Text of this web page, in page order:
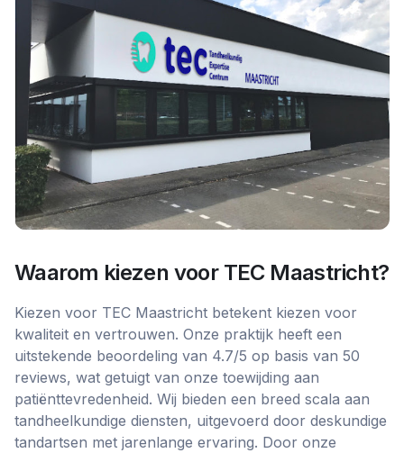
Waarom kiezen voor TEC Maastricht?
Kiezen voor TEC Maastricht betekent kiezen voor
kwaliteit en vertrouwen. Onze praktijk heeft een
uitstekende beoordeling van 4.7/5 op basis van 50
reviews, wat getuigt van onze toewijding aan
patiënttevredenheid. Wij bieden een breed scala aan
tandheelkundige diensten, uitgevoerd door deskundige
tandartsen met jarenlange ervaring. Door onze